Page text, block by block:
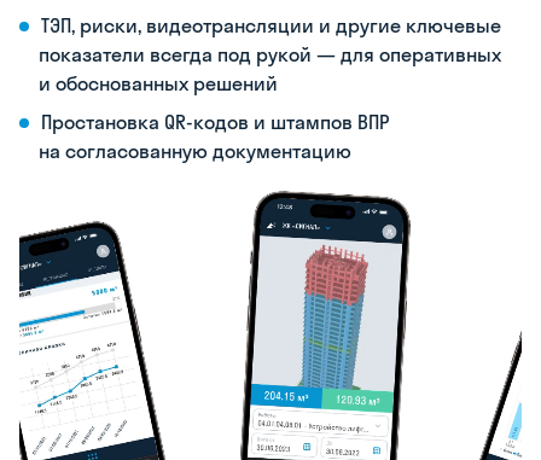
ТЭП, риски, видеотрансляции и другие ключевые
показатели всегда под рукой — для оперативных
и обоснованных решений
Простановка QR-кодов и штампов ВПР
на согласованную документацию